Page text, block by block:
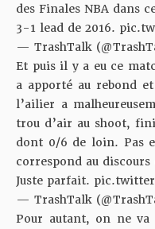
des Finales NBA dans
3-1 lead de 2016.
— TrashTalk
Et puis il y a eu ce
a apporté au rebond
l’ailier a
trou d’air au shoot,
dont 0/6 de loin. Pas
correspond au
Juste parfait.
— TrashTalk
Pour autant, on ne va